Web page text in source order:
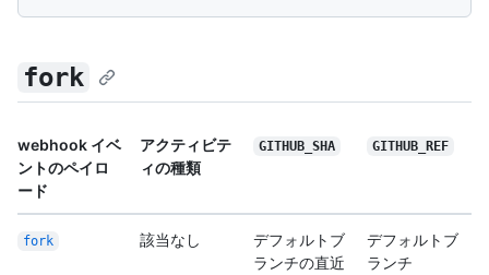
fork
webhook イベ
ントのペイロ
ード
アクティビテ
ィの種類
GITHUB_SHA GITHUB_REF
fork 該当なし
デフォルトブ
ランチの直近
デフォルトブ
ランチ